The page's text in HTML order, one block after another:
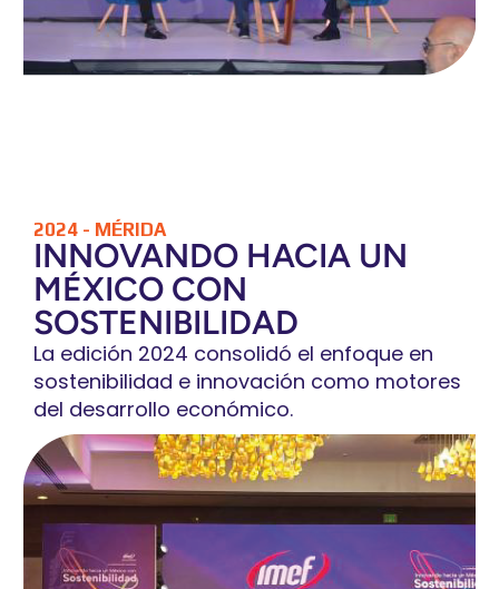
2024 - MÉRIDA
INNOVANDO HACIA UN
MÉXICO CON
SOSTENIBILIDAD
La edición 2024 consolidó el enfoque en
sostenibilidad e innovación como motores
del desarrollo económico.